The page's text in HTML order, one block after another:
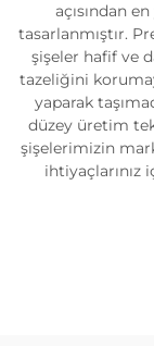
açısından
tasarlanmıştır.
şişeler hafif ve
tazeliğini
yaparak
düzey üretim
şişelerimizin
ihtiyaçlarınız